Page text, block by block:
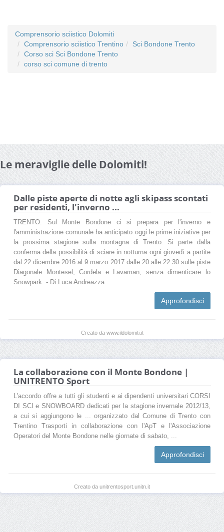
Comprensorio sciistico Dolomiti
Comprensorio sciistico Trentino
Sci Bondone Trento
Corso sci Sci Bondone Trento
corso sci comune di trento
Le meraviglie delle Dolomiti!
Dalle piste aperte di notte agli skipass scontati
per residenti, l'inverno ...
TRENTO. Sul Monte Bondone ci si prepara per l'inverno e
l'amministrazione comunale ha anticipato oggi le prime iniziative per
la prossima stagione sulla montagna di Trento. Si parte dalla
conferma della possibilità di sciare in notturna ogni giovedì a partite
dal 22 dicembre 2016 al 9 marzo 2017 dalle 20 alle 22.30 sulle piste
Diagonale Montesel, Cordela e Lavaman, senza dimenticare lo
Snowpark. - Di Luca Andreazza
Approfondisci
Creato da www.ildolomiti.it
La collaborazione con il Monte Bondone |
UNITRENTO Sport
L'accordo offre a tutti gli studenti e ai dipendenti universitari CORSI
DI SCI e SNOWBOARD dedicati per la stagione invernale 2012/13,
a cui si aggiungono le ... organizzato dal Comune di Trento con
Trentino Trasporti in collaborazione con l'ApT e l'Associazione
Operatori del Monte Bondone nelle giornate di sabato, ...
Approfondisci
Creato da unitrentosport.unitn.it